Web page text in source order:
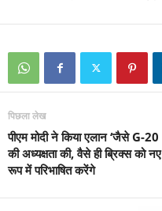
पिछला लेख
पीएम मोदी ने किया एलान ‘जैसे G-20
की अध्यक्षता की, वैसे ही ब्रिक्स को नए
रूप में परिभाषित करेंगे